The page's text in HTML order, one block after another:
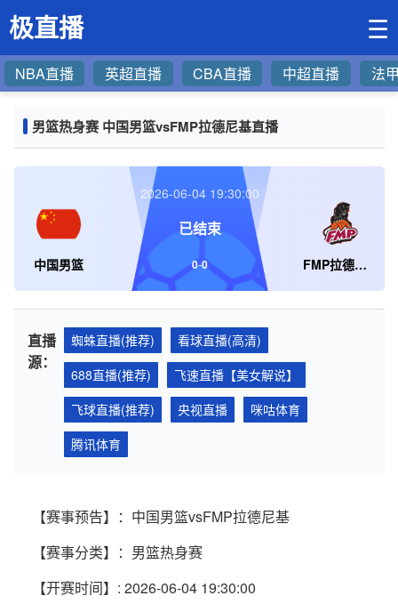
极直播 ☰
NBA直播 英超直播 CBA直播 中超直播 法
男篮热身赛 中国男篮vsFMP拉德尼基直播
中国男篮 FMP拉德尼基
2026-06-04 19:30:00
已结束
0-0
直播
源：
蜘蛛直播(推荐)
看球直播(高清)
688直播(推荐)
飞速直播【美女解说】
飞球直播(推荐)
央视直播
咪咕体育
腾讯体育
【赛事预告】：中国男篮vsFMP拉德尼基
【赛事分类】：男篮热身赛
【开赛时间】: 2026-06-04 19:30:00